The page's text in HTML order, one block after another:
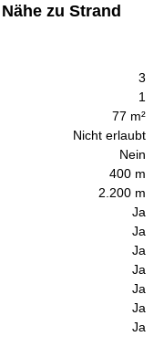
zu Strand
3
1
77 m²
Nicht erlaubt
Nein
400 m
2.200 m
Ja
Ja
Ja
Ja
Ja
Ja
Ja